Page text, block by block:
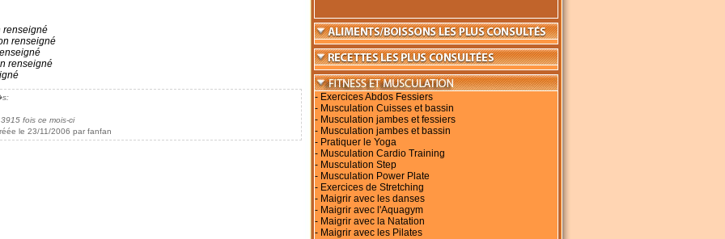
renseigné
renseigné
renseigné
fois ce mois-ci
le 23/11/2006 par fanfan
- Exercices Abdos Fessiers
- Musculation Cuisses et bassin
- Musculation jambes et fessiers
- Musculation jambes et bassin
- Pratiquer le Yoga
- Musculation Cardio Training
- Musculation Step
- Musculation Power Plate
- Exercices de Stretching
- Maigrir avec les danses
- Maigrir avec l'Aquagym
- Maigrir avec la Natation
- Maigrir avec les Pilates